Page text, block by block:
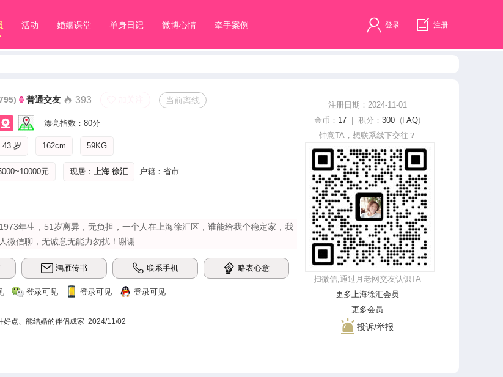
活动 婚姻课堂 单身日记 微博心情 牵手案例 登录 注册
普通交友 393 当前离线
漂亮指数：80分
43 岁 162cm 59KG
元 现居： 上海 徐汇 户籍：省市
年生，51岁离异，无负担，一个人在上海徐汇区，谁能给我个稳定家，我
微信聊，无诚意无能力勿扰！谢谢
鸿雁传书 联系手机 略表心意
登录可见 登录可见 登录可见
好点、能结婚的伴侣成家 2024/11/02
注册日期：2024-11-01
金币： 17 | 积分： 300 (FAQ)
钟意TA，想联系线下交往？
扫微信,通过月老网交友认识TA
更多上海徐汇会员
更多会员
投诉/举报